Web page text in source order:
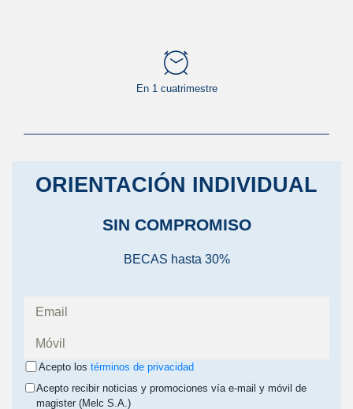
En 1 cuatrimestre
ORIENTACIÓN INDIVIDUAL
SIN COMPROMISO
BECAS hasta 30%
Acepto los términos de privacidad
Acepto recibir noticias y promociones vía e-mail y móvil de
magister (Melc S.A.)